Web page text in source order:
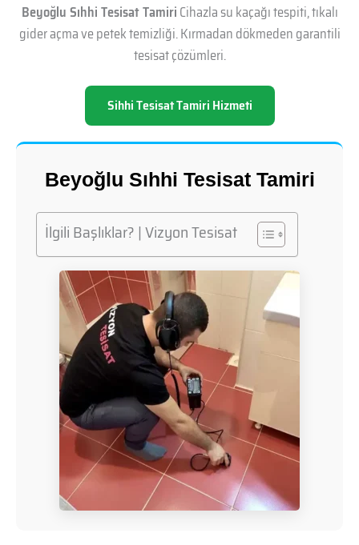
Beyoğlu Sıhhi Tesisat TamiriCihazla su kaçağı tespiti, tıkalı
gider açma ve petek temizliği. Kırmadan dökmeden garantili
tesisat çözümleri.
Sihhi Tesisat Tamiri Hizmeti
Beyoğlu Sıhhi Tesisat Tamiri
İlgili Başlıklar? | Vizyon Tesisat